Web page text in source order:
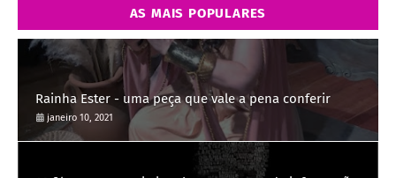
AS MAIS POPULARES
Rainha Ester - uma peça que vale a pena conferir
janeiro 10, 2021